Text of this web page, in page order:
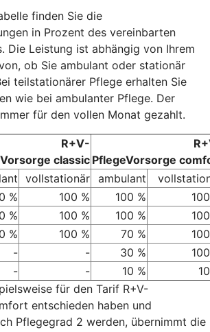
finden Sie die
in Prozent des vereinbarten
Die Leistung ist abhängig von Ihrem
ob Sie ambulant oder stationär
teilstationärer Pflege erhalten Sie
wie bei ambulanter Pflege. Der
für den vollen Monat gezahlt.
R+V-
classic PflegeVorsorge
vollstationär ambulant
% 100 % 100 %
% 100 % 100 %
% 100 % 70 %
- - 30 %
- - 10 %
für den Tarif R+V-
entschieden haben und
Pflegegrad 2 werden, übernimmt die